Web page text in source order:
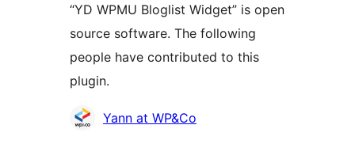
“YD WPMU Bloglist Widget” is open
source software. The following
people have contributed to this
plugin.
Contributors
Yann at WP&Co